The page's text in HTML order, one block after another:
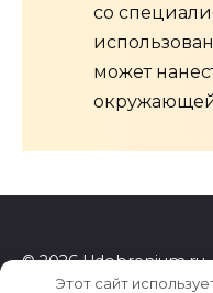
со
может
© 2026 Udobrenium.ru
Этот сайт